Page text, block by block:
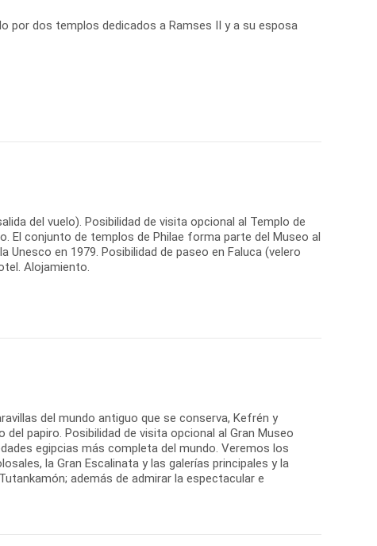
por dos templos dedicados a Ramses II y a su esposa
del vuelo). Posibilidad de visita opcional al Templo de
El conjunto de templos de Philae forma parte del Museo al
Unesco en 1979. Posibilidad de paseo en Faluca (velero
Alojamiento.
del mundo antiguo que se conserva, Kefrén y
papiro. Posibilidad de visita opcional al Gran Museo
egipcias más completa del mundo. Veremos los
la Gran Escalinata y las galerías principales y la
además de admirar la espectacular e